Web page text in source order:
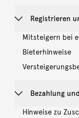
Registrieren
Mitsteigern bei
Bieterhinweise
Bezahlung
Hinweise zu